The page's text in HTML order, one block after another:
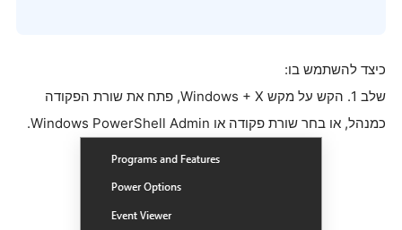
כיצד להשתמש בו:
שלב 1. הקש על מקש Windows + X, פתח את שורת הפקודה
כמנהל, או בחר שורת פקודה או Windows PowerShell Admin.